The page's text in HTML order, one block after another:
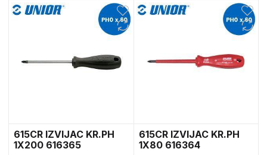
615CR IZVIJAC KR.PH
1X200 616365
615CR IZVIJAC KR.PH
1X80 616364